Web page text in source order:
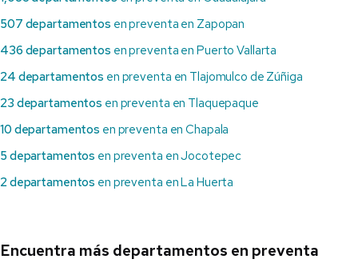
507 departamentos en preventa en Zapopan
436 departamentos en preventa en Puerto Vallarta
24 departamentos en preventa en Tlajomulco de Zúñiga
23 departamentos en preventa en Tlaquepaque
10 departamentos en preventa en Chapala
5 departamentos en preventa en Jocotepec
2 departamentos en preventa en La Huerta
Encuentra más departamentos en preventa